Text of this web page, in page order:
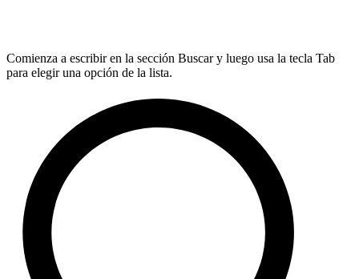
Comienza a escribir en la sección Buscar y luego usa la tecla Tab
para elegir una opción de la lista.